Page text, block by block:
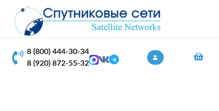
8 (800) 444-30-34
8 (920) 872-55-32